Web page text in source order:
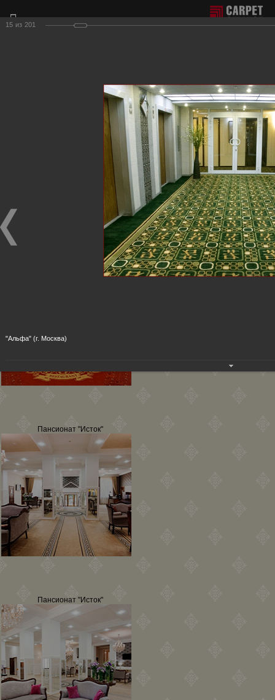
Фотогалерея наших работ по настилу ковролина.
Для получения более подробной информации о нашей
продукции и услугах, пожалуйста, обращайтесь к нашим
менеджерам, которые с радостью ответят на любые
Ваши вопросы и приедут к Вам для демонстрации
образцов ковровых покрытий.
Гостиничные вестибюли, коридоры
Фотографии настила
в гостиничных вестибюлях, коридорах, на лестницах.
Гостиница-ресторан "Версаль"
Пансионат "Исток"
Пансионат "Исток"
15 из 201
"Альфа" (г. Москва)